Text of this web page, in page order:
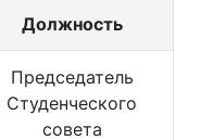
Должность
Председатель
Студенческого
совета